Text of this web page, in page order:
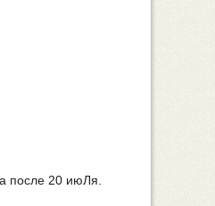
после 20 июЛя.